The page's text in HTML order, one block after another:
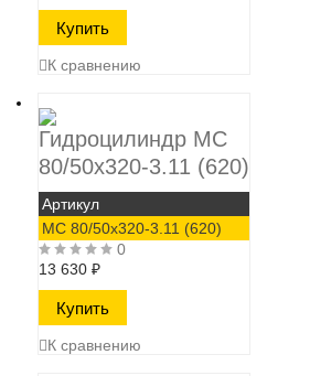
К сравнению
Гидроцилиндр МС
80/50х320-3.11 (620)
Артикул
МС 80/50х320-3.11 (620)
0
13 630 ₽
К сравнению